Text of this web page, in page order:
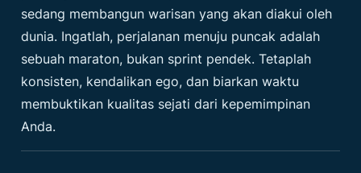
sedang membangun warisan yang akan diakui oleh
dunia. Ingatlah, perjalanan menuju puncak adalah
sebuah maraton, bukan sprint pendek. Tetaplah
konsisten, kendalikan ego, dan biarkan waktu
membuktikan kualitas sejati dari kepemimpinan
Anda.